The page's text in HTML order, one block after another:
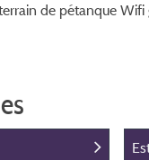
de pétanque